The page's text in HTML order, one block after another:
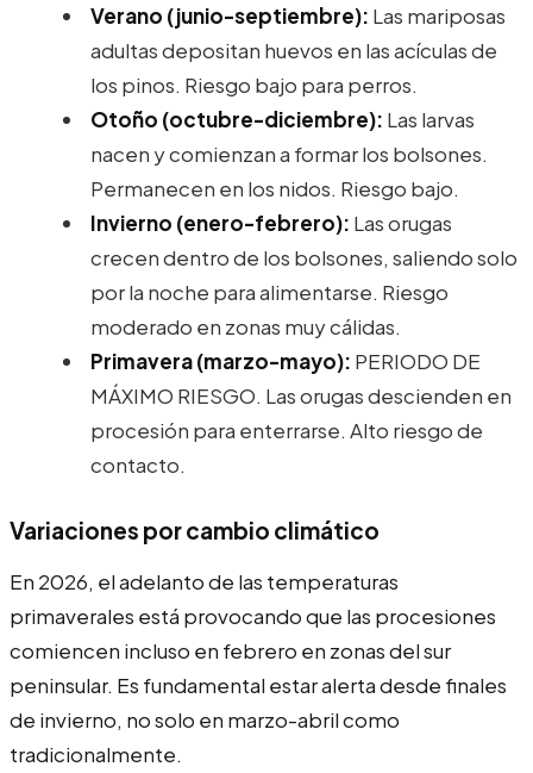
Verano (junio-septiembre): Las mariposas
adultas depositan huevos en las acículas de
los pinos. Riesgo bajo para perros.
Otoño (octubre-diciembre): Las larvas
nacen y comienzan a formar los bolsones.
Permanecen en los nidos. Riesgo bajo.
Invierno (enero-febrero): Las orugas
crecen dentro de los bolsones, saliendo solo
por la noche para alimentarse. Riesgo
moderado en zonas muy cálidas.
Primavera (marzo-mayo): PERIODO DE
MÁXIMO RIESGO. Las orugas descienden en
procesión para enterrarse. Alto riesgo de
contacto.
Variaciones por cambio climático
En 2026, el adelanto de las temperaturas
primaverales está provocando que las procesiones
comiencen incluso en febrero en zonas del sur
peninsular. Es fundamental estar alerta desde finales
de invierno, no solo en marzo-abril como
tradicionalmente.